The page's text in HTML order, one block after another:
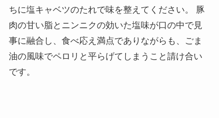
ちに塩キャベツのたれで味を整えてください。 豚
肉の甘い脂とニンニクの効いた塩味が口の中で見
事に融合し、食べ応え満点でありながらも、ごま
油の風味でペロリと平らげてしまうこと請け合い
です。